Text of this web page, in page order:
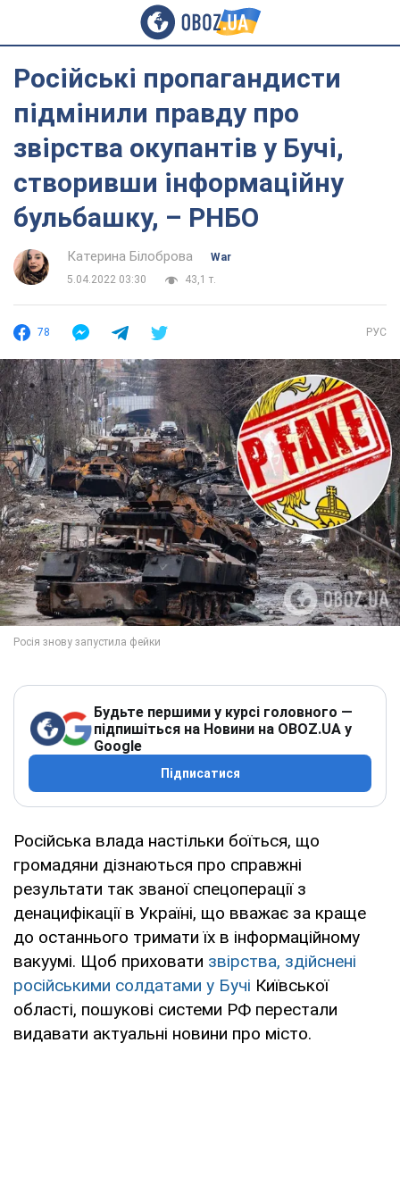
Російські пропагандисти
підмінили правду про
звірства окупантів у Бучі,
створивши інформаційну
бульбашку, – РНБО
Катерина Білоброва
War
5.04.2022 03:30
43,1 т.
78 РУС
Будьте першими у курсі головного —
підпишіться на Новини на OBOZ.UA у
Google
Підписатися
Російська влада настільки боїться, що
громадяни дізнаються про справжні
результати так званої спецоперації з
денацифікації в Україні, що вважає за краще
до останнього тримати їх в інформаційному
вакуумі. Щоб приховати звірства, здійснені
російськими солдатами у Бучі Київської
області, пошукові системи РФ перестали
видавати актуальні новини про місто.